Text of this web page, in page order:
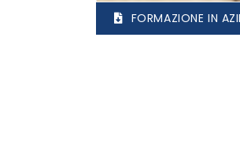
FORMAZIONE IN